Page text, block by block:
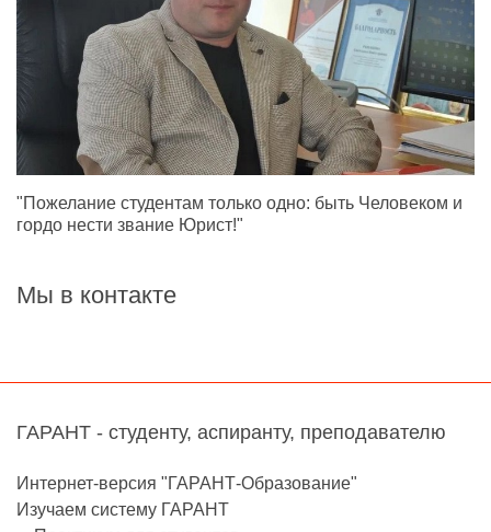
"Пожелание студентам только одно: быть Человеком и
гордо нести звание Юрист!"
Мы в контакте
ГАРАНТ - студенту, аспиранту, преподавателю
Интернет-версия "ГАРАНТ-Образование"
Изучаем систему ГАРАНТ